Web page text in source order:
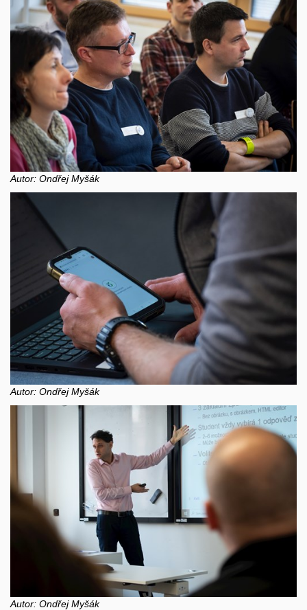
Autor: Ondřej Myšák
Autor: Ondřej Myšák
Autor: Ondřej Myšák